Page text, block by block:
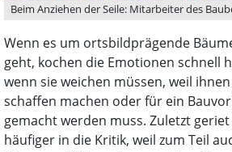
Beim Anziehen der Seile: Mitarbeiter des
Wenn es um ortsbildprägende
geht, kochen die Emotionen schnell
wenn sie weichen müssen, weil
schaffen machen oder für ein
gemacht werden muss. Zuletzt
häufiger in die Kritik, weil zum Teil